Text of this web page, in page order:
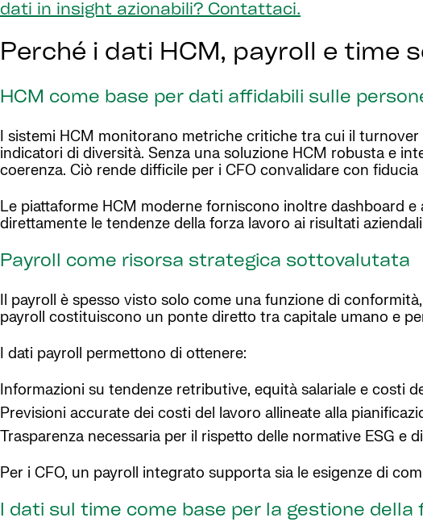
dati in insight azionabili? Contattaci.
Perché i dati HCM, payroll e time
HCM come base per dati affidabili sulle
I sistemi HCM monitorano metriche critiche tra cui il
indicatori di diversità. Senza una soluzione HCM robusta e
coerenza. Ciò rende difficile per i CFO convalidare con
Le piattaforme HCM moderne forniscono inoltre dashboard
direttamente le tendenze della forza lavoro ai risultati
Payroll come risorsa strategica sottovalutata
Il payroll è spesso visto solo come una funzione di
payroll costituiscono un ponte diretto tra capitale umano e
I dati payroll permettono di ottenere:
Informazioni su tendenze retributive, equità salariale e costi
Previsioni accurate dei costi del lavoro allineate alla
Trasparenza necessaria per il rispetto delle normative ESG e
Per i CFO, un payroll integrato supporta sia le esigenze di
I dati sul time come base per la gestione della